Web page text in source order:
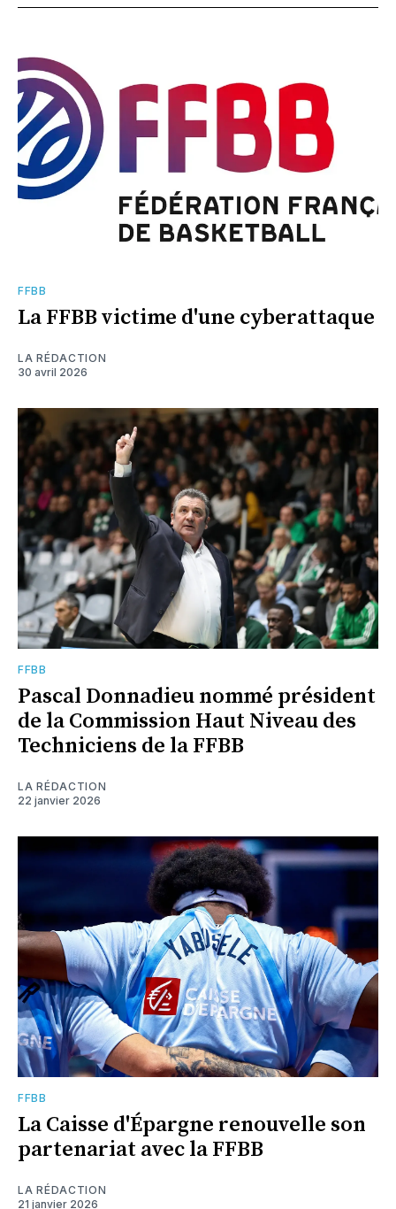
FFBB
La FFBB victime d'une cyberattaque
LA RÉDACTION
30 avril 2026
FFBB
Pascal Donnadieu nommé président
de la Commission Haut Niveau des
Techniciens de la FFBB
LA RÉDACTION
22 janvier 2026
FFBB
La Caisse d'Épargne renouvelle son
partenariat avec la FFBB
LA RÉDACTION
21 janvier 2026